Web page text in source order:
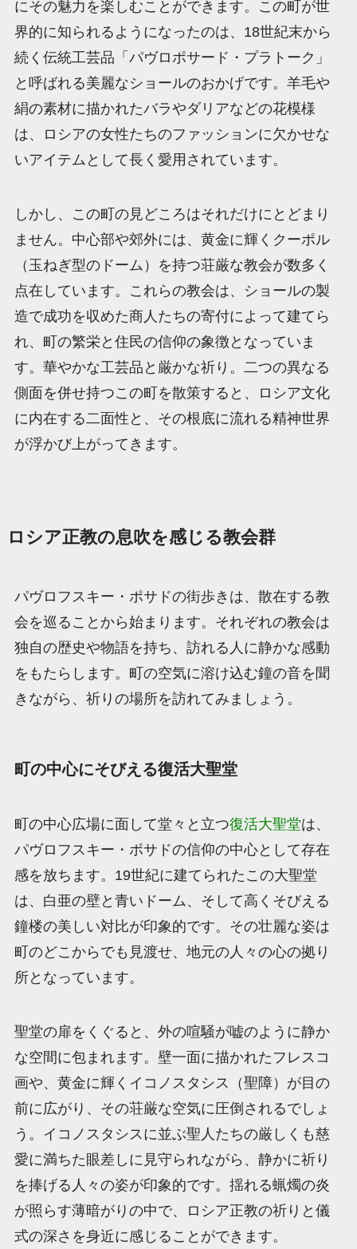
にその魅力を楽しむことができます。この町が世
界的に知られるようになったのは、18世紀末から
続く伝統工芸品「パヴロポサード・プラトーク」
と呼ばれる美麗なショールのおかげです。羊毛や
絹の素材に描かれたバラやダリアなどの花模様
は、ロシアの女性たちのファッションに欠かせな
いアイテムとして長く愛用されています。
しかし、この町の見どころはそれだけにとどまり
ません。中心部や郊外には、黄金に輝くクーポル
（玉ねぎ型のドーム）を持つ荘厳な教会が数多く
点在しています。これらの教会は、ショールの製
造で成功を収めた商人たちの寄付によって建てら
れ、町の繁栄と住民の信仰の象徴となっていま
す。華やかな工芸品と厳かな祈り。二つの異なる
側面を併せ持つこの町を散策すると、ロシア文化
に内在する二面性と、その根底に流れる精神世界
が浮かび上がってきます。
ロシア正教の息吹を感じる教会群
パヴロフスキー・ポサドの街歩きは、散在する教
会を巡ることから始まります。それぞれの教会は
独自の歴史や物語を持ち、訪れる人に静かな感動
をもたらします。町の空気に溶け込む鐘の音を聞
きながら、祈りの場所を訪れてみましょう。
町の中心にそびえる復活大聖堂
町の中心広場に面して堂々と立つ復活大聖堂は、
パヴロフスキー・ポサドの信仰の中心として存在
感を放ちます。19世紀に建てられたこの大聖堂
は、白亜の壁と青いドーム、そして高くそびえる
鐘楼の美しい対比が印象的です。その壮麗な姿は
町のどこからでも見渡せ、地元の人々の心の拠り
所となっています。
聖堂の扉をくぐると、外の喧騒が嘘のように静か
な空間に包まれます。壁一面に描かれたフレスコ
画や、黄金に輝くイコノスタシス（聖障）が目の
前に広がり、その荘厳な空気に圧倒されるでしょ
う。イコノスタシスに並ぶ聖人たちの厳しくも慈
愛に満ちた眼差しに見守られながら、静かに祈り
を捧げる人々の姿が印象的です。揺れる蝋燭の炎
が照らす薄暗がりの中で、ロシア正教の祈りと儀
式の深さを身近に感じることができます。